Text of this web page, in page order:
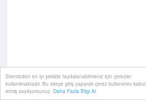
Sitemizden en iyi şekilde faydalanabilmeniz için çerezler
kullanılmaktadır. Bu siteye giriş yaparak çerez kullanımını kabul
etmiş sayılıyorsunuz. Daha Fazla Bilgi Al